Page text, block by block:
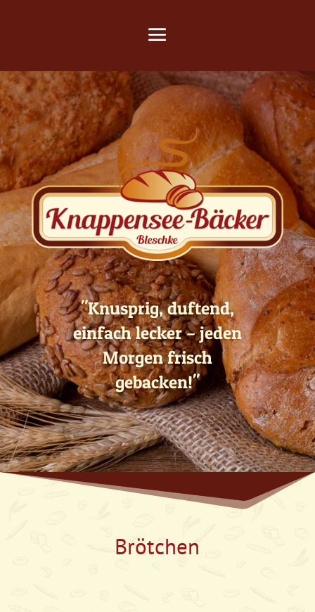
"Knusprig, duftend,
einfach lecker – jeden
Morgen frisch
gebacken!"
Brötchen